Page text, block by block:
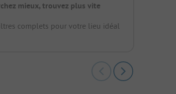
mieux, trouvez plus vite
complets pour votre lieu idéal